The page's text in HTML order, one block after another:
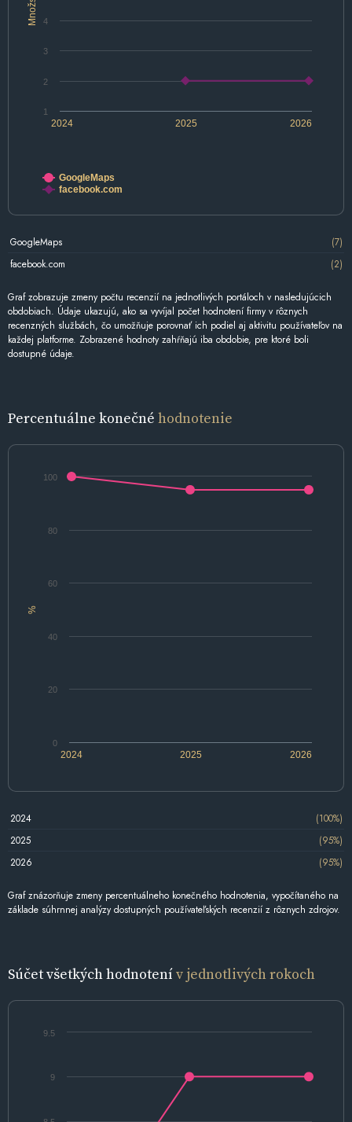
2024 2025 2026
1
2
3
4
GoogleMaps
facebook.com
GoogleMaps
(7)
facebook.com
(2)
Graf zobrazuje zmeny počtu recenzií na jednotlivých portáloch v nasledujúcich
obdobiach. Údaje ukazujú, ako sa vyvíjal počet hodnotení firmy v rôznych
recenzných službách, čo umožňuje porovnať ich podiel aj aktivitu používateľov na
každej platforme. Zobrazené hodnoty zahŕňajú iba obdobie, pre ktoré boli
dostupné údaje.
Percentuálne konečné hodnotenie
%
2024 2025 2026
0
20
40
60
80
100
2024
(100%)
2025
(95%)
2026
(95%)
Graf znázorňuje zmeny percentuálneho konečného hodnotenia, vypočítaného na
základe súhrnnej analýzy dostupných používateľských recenzií z rôznych zdrojov.
Súčet všetkých hodnotenív jednotlivých rokoch
9
9.5